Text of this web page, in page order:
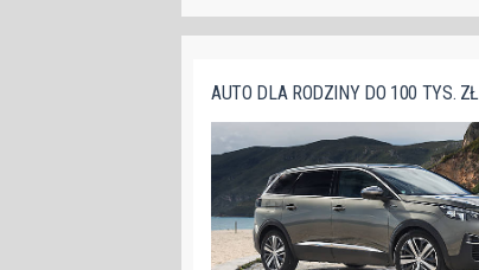
AUTO DLA RODZINY DO 100 TYS. ZŁ